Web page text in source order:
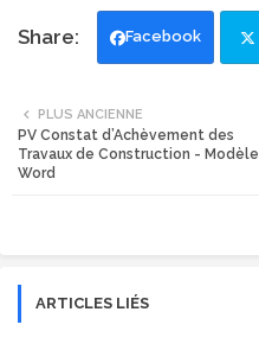
Facebook
PLUS ANCIENNE
PV Constat d’Achèvement des
Travaux de Construction - Modèle
Word
ARTICLES LIÉS